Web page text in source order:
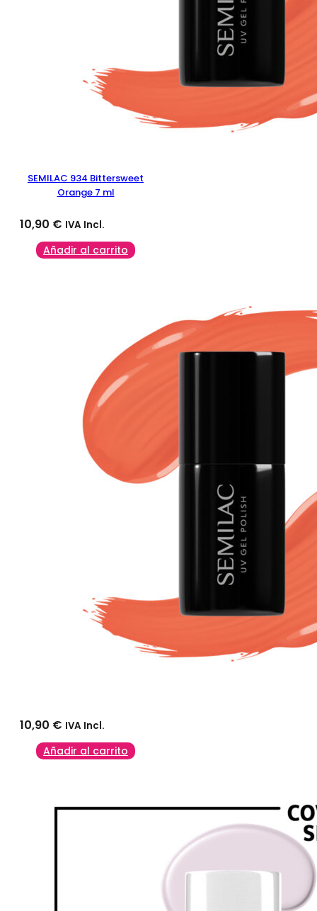
SEMILAC 934 Bittersweet
Orange 7 ml
10,90 € IVA Incl.
Añadir al carrito
10,90 € IVA Incl.
Añadir al carrito